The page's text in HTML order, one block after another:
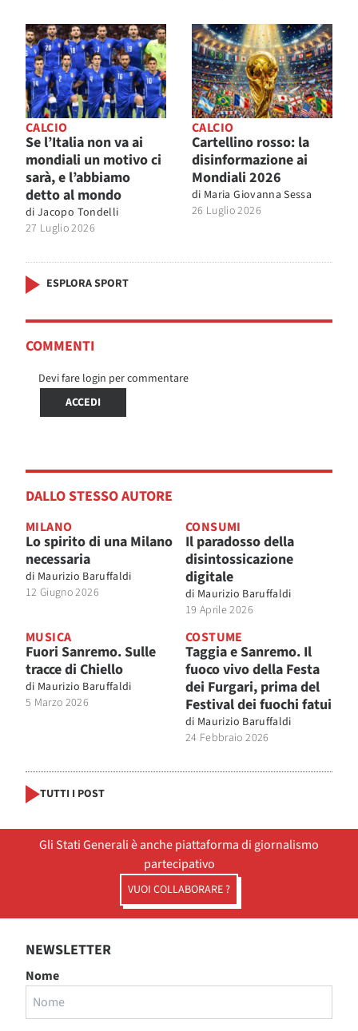
CALCIO
Se l’Italia non va ai
mondiali un motivo ci
sarà, e l’abbiamo
detto al mondo
di Jacopo Tondelli
27 Luglio 2026
CALCIO
Cartellino rosso: la
disinformazione ai
Mondiali 2026
di Maria Giovanna Sessa
26 Luglio 2026
ESPLORA SPORT
COMMENTI
Devi fare login per commentare
ACCEDI
DALLO STESSO AUTORE
MILANO
Lo spirito di una Milano
necessaria
di Maurizio Baruffaldi
12 Giugno 2026
CONSUMI
Il paradosso della
disintossicazione
digitale
di Maurizio Baruffaldi
19 Aprile 2026
MUSICA
Fuori Sanremo. Sulle
tracce di Chiello
di Maurizio Baruffaldi
5 Marzo 2026
COSTUME
Taggia e Sanremo. Il
fuoco vivo della Festa
dei Furgari, prima del
Festival dei fuochi fatui
di Maurizio Baruffaldi
24 Febbraio 2026
TUTTI I POST
Gli Stati Generali è anche piattaforma di giornalismo
partecipativo
VUOI COLLABORARE ?
NEWSLETTER
Nome